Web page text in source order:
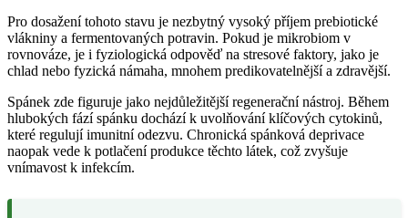
Pro dosažení tohoto stavu je nezbytný vysoký příjem prebiotické
vlákniny a fermentovaných potravin. Pokud je mikrobiom v
rovnováze, je i fyziologická odpověď na stresové faktory, jako je
chlad nebo fyzická námaha, mnohem predikovatelnější a zdravější.
Spánek zde figuruje jako nejdůležitější regenerační nástroj. Během
hlubokých fází spánku dochází k uvolňování klíčových cytokinů,
které regulují imunitní odezvu. Chronická spánková deprivace
naopak vede k potlačení produkce těchto látek, což zvyšuje
vnímavost k infekcím.